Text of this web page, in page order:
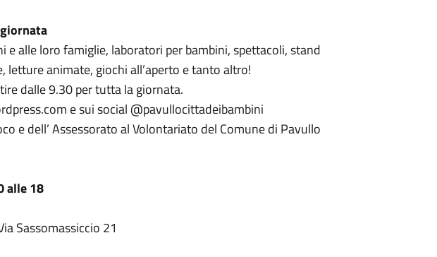
giornata
e alle loro famiglie, laboratori per bambini, spettacoli, stand
animate, giochi all’aperto e tanto altro!
dalle 9.30 per tutta la giornata.
e sui social @pavullocittadeibambini
e dell’ Assessorato al Volontariato del Comune di Pavullo
alle 18
Sassomassiccio 21